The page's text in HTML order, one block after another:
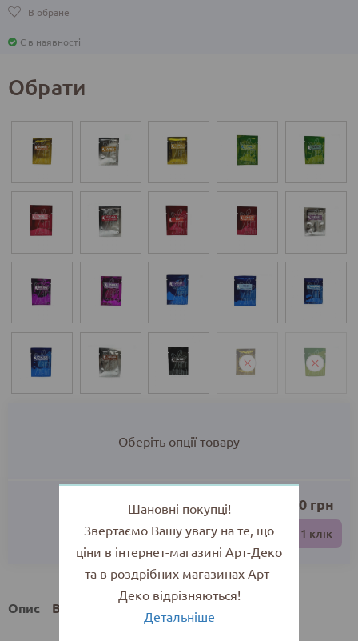
В обране
Є в наявності
Обрати
Оберіть опції товару
0.00 грн
До кошика Купити в 1 клік
Опис Відгуки
Шановні покупці!
Звертаємо Вашу увагу на те, що
ціни в інтернет-магазині Арт-Деко
та в роздрібних магазинах Арт-
Деко відрізняються!
Детальніше